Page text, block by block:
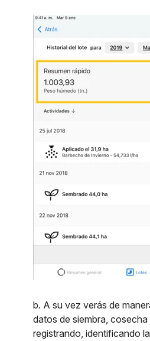
b. A su vez verás de
datos de siembra,
registrando, identificando